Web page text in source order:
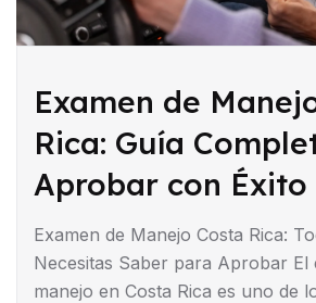
Examen de
Rica: Guía
Aprobar con Éxito
Examen de Manejo Costa Rica:
Necesitas Saber para Aprobar El
manejo en Costa Rica es uno de